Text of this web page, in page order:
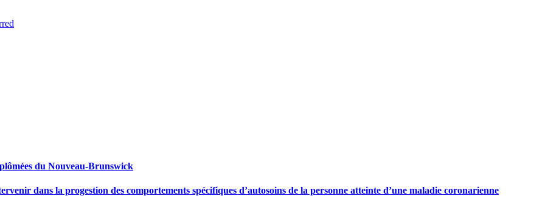
du Nouveau-Brunswick
dans la progestion des comportements spécifiques d’autosoins de la personne atteinte d’une maladie coronarienne